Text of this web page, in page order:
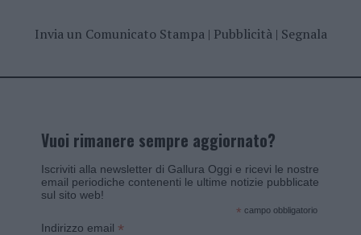
Invia un Comunicato Stampa| Pubblicità| Segnala
Vuoi rimanere sempre aggiornato?
Iscriviti alla newsletter di Gallura Oggi e ricevi le nostre
email periodiche contenenti le ultime notizie pubblicate
sul sito web!
* campo obbligatorio
Indirizzo email *